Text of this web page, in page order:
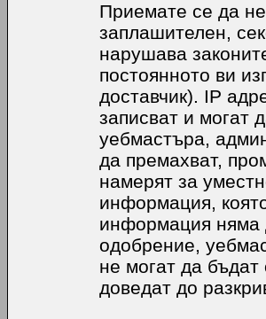
Приемате се да
заплашителен,
нарушава
постоянното ви
доставчик). IP
записват и могат
уебмастъра,
да премахват,
намерят за
информация,
информация няма
одобрение,
не могат да бъдат
доведат до